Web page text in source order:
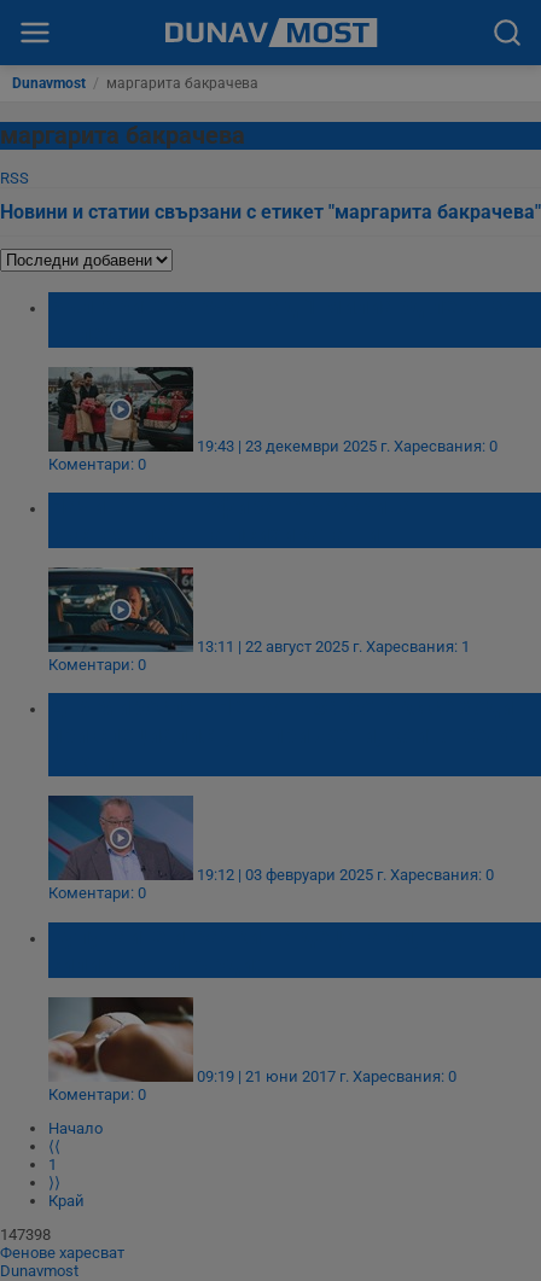
Dunavmost / маргарита бакрачева
маргарита бакрачева
RSS
Новини и статии свързани с етикет "маргарита бакрачева"
19:43 | 23 декември 2025 г. Харесвания: 0
Коментари: 0
13:11 | 22 август 2025 г. Харесвания: 1
Коментари: 0
19:12 | 03 февруари 2025 г. Харесвания: 0
Коментари: 0
09:19 | 21 юни 2017 г. Харесвания: 0
Коментари: 0
Начало
⟨⟨
1
⟩⟩
Край
147398
Фенове харесват
Dunavmost